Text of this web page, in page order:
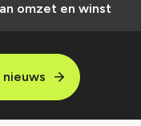
omzet en winst
nieuws